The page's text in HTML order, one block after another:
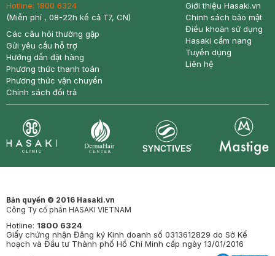
Hotline: 1800 6324
(Miễn phí , 08-22h kể cả T7, CN)
Các câu hỏi thường gặp
Gửi yêu cầu hỗ trợ
Hướng dẫn đặt hàng
Phương thức thanh toán
Phương thức vận chuyển
Chính sách đổi trả
Giới thiệu Hasaki.vn
Chính sách bảo mật
Điều khoản sử dụng
Hasaki cẩm nang
Tuyển dụng
Liên hệ
Bản quyền © 2016 Hasaki.vn
Công Ty cổ phần HASAKI VIETNAM
Hotline: 1800 6324
Giấy chứng nhận Đăng ký Kinh doanh số 0313612829 do Sở Kế
hoạch và Đầu tư Thành phố Hồ Chí Minh cấp ngày 13/01/2016